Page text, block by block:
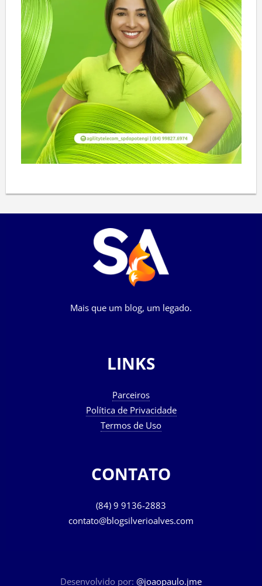
Mais que um blog, um legado.
LINKS
Parceiros
Política de Privacidade
Termos de Uso
CONTATO
(84) 9 9136-2883
contato@blogsilverioalves.com